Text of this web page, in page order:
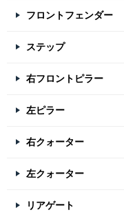
フロントフェンダー
ステップ
右フロントピラー
左ピラー
右クォーター
左クォーター
リアゲート